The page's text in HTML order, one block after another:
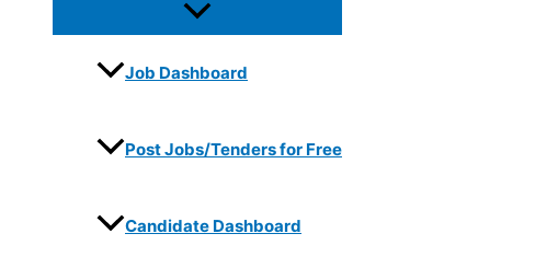
Job Dashboard
Post Jobs/Tenders for Free
Candidate Dashboard